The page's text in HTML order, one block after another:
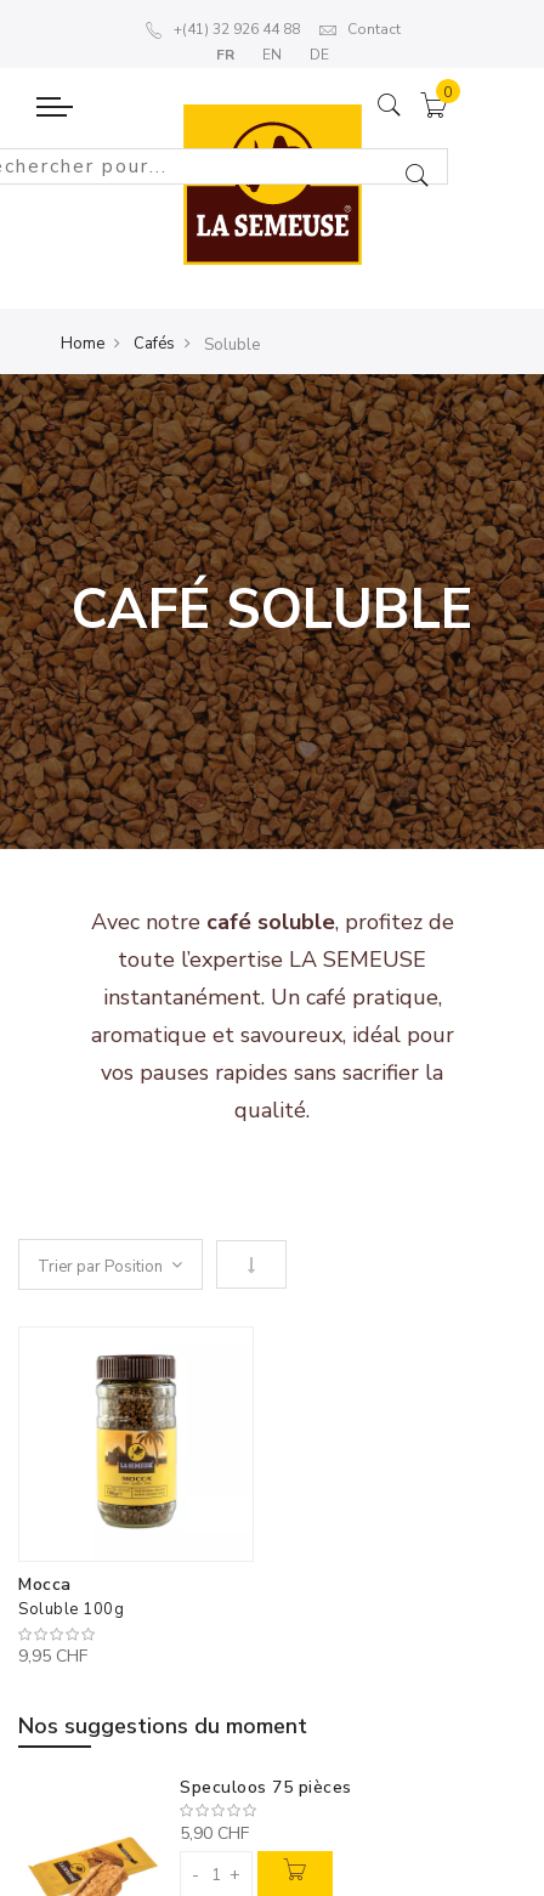
+(41) 32 926 44 88
Contact
FR
EN DE
Home Cafés Soluble
CAFÉ SOLUBLE
Avec notre café soluble, profitez de
toute l’expertise LA SEMEUSE
instantanément. Un café pratique,
aromatique et savoureux, idéal pour
vos pauses rapides sans sacrifier la
qualité.
Définir le sens descendant
Mocca
Soluble 100g
9,95 CHF
Nos suggestions du moment
Speculoos 75 pièces
5,90 CHF
-
+